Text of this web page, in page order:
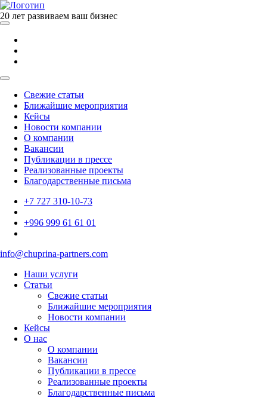
20 лет развиваем ваш бизнес
Свежие статьи
Ближайшие мероприятия
Кейсы
Новости компании
О компании
Вакансии
Публикации в прессе
Реализованные проекты
Благодарственные письма
+7 727 310-10-73
+996 999 61 61 01
info@chuprina-partners.com
Наши услуги
Статьи
Свежие статьи
Ближайшие мероприятия
Новости компании
Кейсы
О нас
О компании
Вакансии
Публикации в прессе
Реализованные проекты
Благодарственные письма